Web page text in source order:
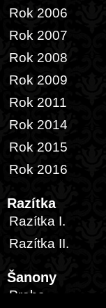
Rok 2006
Rok 2007
Rok 2008
Rok 2009
Rok 2011
Rok 2014
Rok 2015
Rok 2016
Razítka
Razítka I.
Razítka II.
Šanony
Praha